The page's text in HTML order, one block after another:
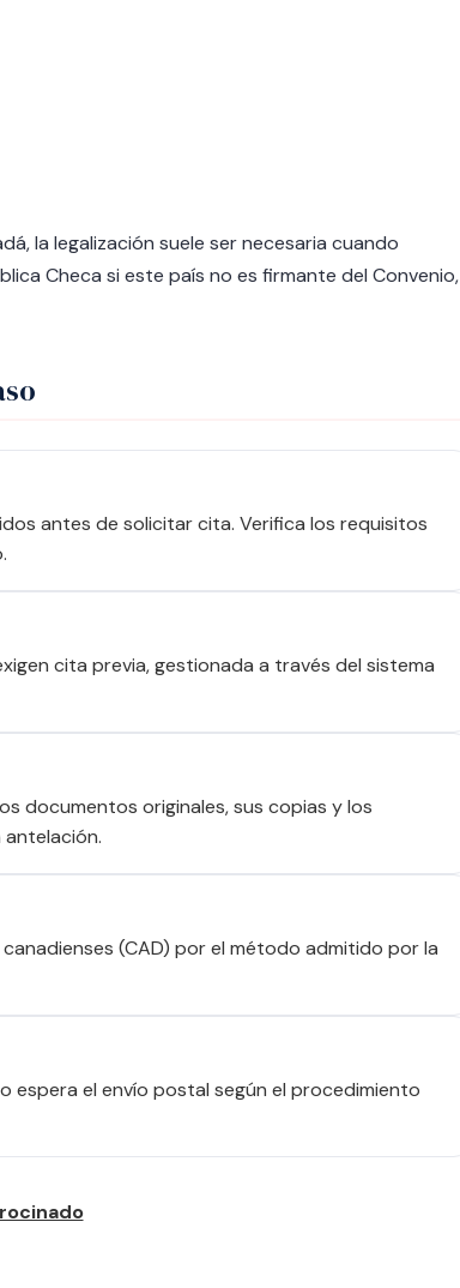
la legalización suele ser necesaria cuando
Checa si este país no es firmante del Convenio,
antes de solicitar cita. Verifica los requisitos
cita previa, gestionada a través del sistema
documentos originales, sus copias y los
(CAD) por el método admitido por la
espera el envío postal según el procedimiento